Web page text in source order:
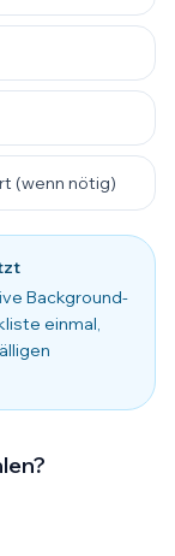
(wenn nötig)
Background-
einmal,